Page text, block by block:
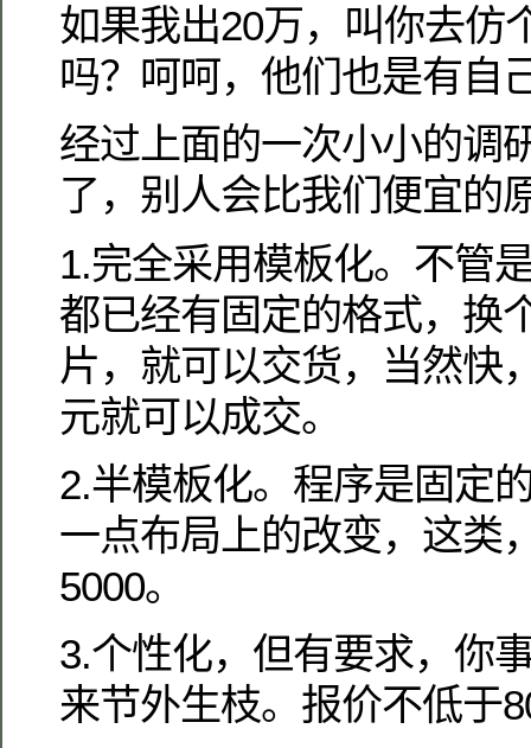
如果我出20万，叫你去仿
吗？呵呵，他们也是有自
经过上面的一次小小的调
了，别人会比我们便宜的
1.完全采用模板化。不管
都已经有固定的格式，换
片，就可以交货，当然快
元就可以成交。
2.半模板化。程序是固定
一点布局上的改变，这类
5000。
3.个性化，但有要求，你
来节外生枝。报价不低于